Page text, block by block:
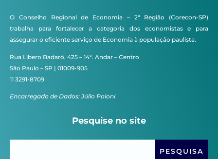
O Conselho Regional de Economia – 2ª Região (Corecon-SP)
trabalha para fortalecer a categoria dos economistas e para
assegurar o eficiente serviço de Economia à população paulista.
Rua Líbero Badaró, 425 – 14º. Andar – Centro
São Paulo – SP | 01009-905
11 3291-8709
Encarregado de Dados: Júlio Poloni
Pesquise no site